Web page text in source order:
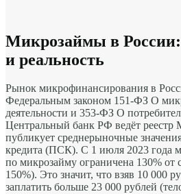
Микрозаймы в России:
и реальность
Рынок микрофинансирования в
Федеральным законом 151-ФЗ О
деятельности и 353-ФЗ О
Центральный банк РФ ведёт
публикует среднерыночные
кредита (ПСК). С 1 июля 2023 года
по микрозайму ограничена 130%
150%). Это значит, что взяв 10 000
заплатить больше 23 000 рублей